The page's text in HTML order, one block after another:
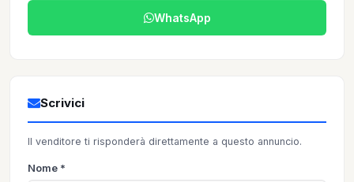
WhatsApp
Scrivici
Il venditore ti risponderà direttamente a questo annuncio.
Nome *